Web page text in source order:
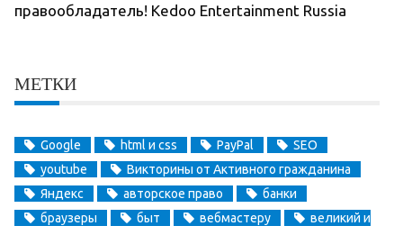
правообладатель! Kedoo Entertainment Russia
МЕТКИ
Google html и css PayPal
SEO
youtube
Викторины от Активного гражданина
Яндекс
авторское право
банки
браузеры
быт вебмастеру
великий и